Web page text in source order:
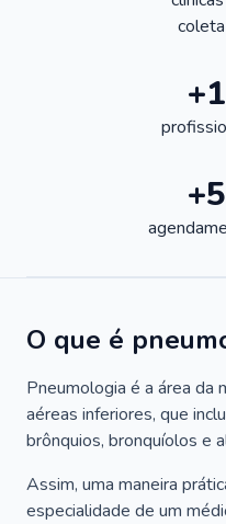
O que é
Pneumologia é a área da
aéreas inferiores, que
brônquios, bronquíolos e
Assim, uma maneira
especialidade de um